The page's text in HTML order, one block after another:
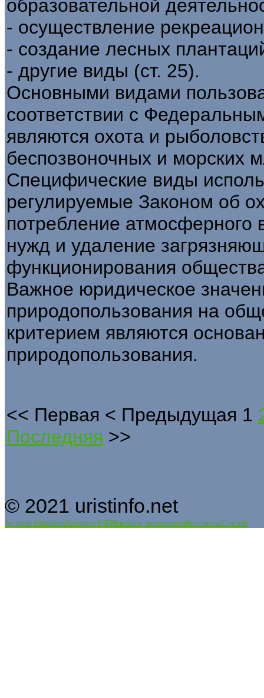
образовательной
- осуществление
- создание лесных
- другие виды (ст. 25).
Основными видами
соответствии с
являются охота и
беспозвоночных и морских
Специфические виды
регулируемые Законом об
потребление атмосферного
нужд и удаление
функционирования
Важное юридическое
природопользования на
критерием являются
природопользования.
<< Первая < Предыдущая 1
Последняя >>
© 2021 uristinfo.net
Історія УкраїниИстория РФИсковые заявленияКонтактыСтатьи